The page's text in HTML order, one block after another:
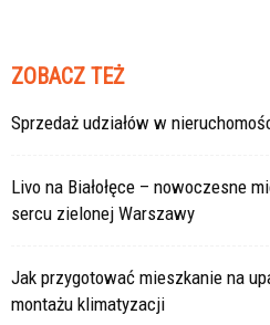
ZOBACZ TEŻ
Sprzedaż udziałów w
Livo na Białołęce – nowoczesne
sercu zielonej Warszawy
Jak przygotować mieszkanie na
montażu klimatyzacji